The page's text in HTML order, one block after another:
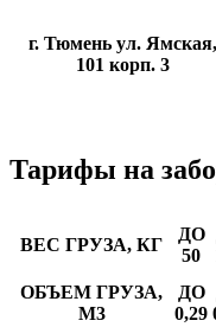
г. Тюмень ул. Ямская,
101 корп. 3
Тарифы на
ВЕС ГРУЗА, КГ
ДО
50
ОБЪЕМ ГРУЗА,
М3
ДО
0,29